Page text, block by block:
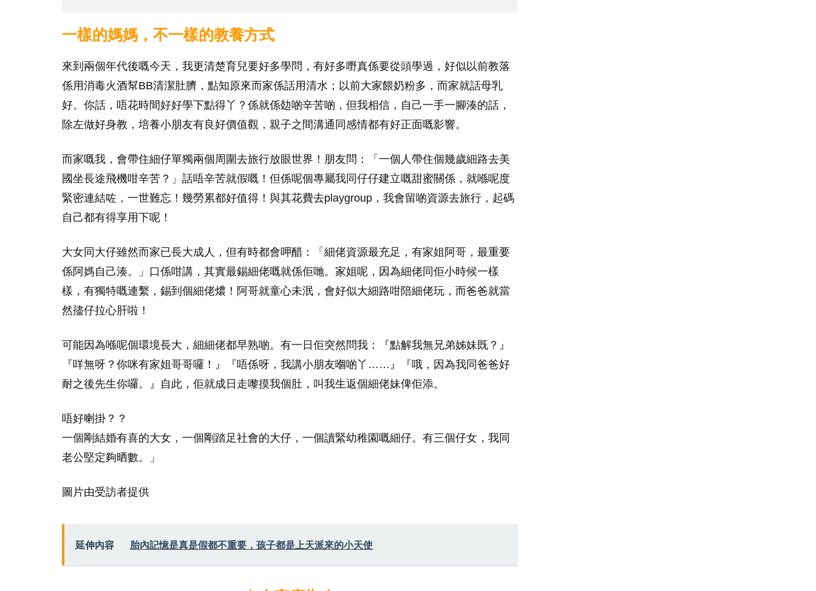
一樣的媽媽，不一樣的教養方式
來到兩個年代後嘅今天，我更清楚育兒要好多學問，有好多嘢真係要從頭學過，好似以前教落
係用消毒火酒幫BB清潔肚臍，點知原來而家係話用清水；以前大家餵奶粉多，而家就話母乳
好。你話，唔花時間好好學下點得丫？係就係攰啲辛苦啲，但我相信，自己一手一腳湊的話，
除左做好身教，培養小朋友有良好價值觀，親子之間溝通同感情都有好正面嘅影響。
而家嘅我，會帶住細仔單獨兩個周圍去旅行放眼世界！朋友問：「一個人帶住個幾歲細路去美
國坐長途飛機咁辛苦？」話唔辛苦就假嘅！但係呢個專屬我同仔仔建立嘅甜蜜關係，就喺呢度
緊密連結咗，一世難忘！幾勞累都好值得！與其花費去playgroup，我會留啲資源去旅行，起碼
自己都有得享用下呢！
大女同大仔雖然而家已長大成人，但有時都會呷醋：「細佬資源最充足，有家姐阿哥，最重要
係阿媽自己湊。」口係咁講，其實最錫細佬嘅就係佢哋。家姐呢，因為細佬同佢小時候一樣
樣，有獨特嘅連繫，錫到個細佬燶！阿哥就童心未泯，會好似大細路咁陪細佬玩，而爸爸就當
然孻仔拉心肝啦！
可能因為喺呢個環境長大，細細佬都早熟啲。有一日佢突然問我：『點解我無兄弟姊妹既？』
『咩無呀？你咪有家姐哥哥囉！』『唔係呀，我講小朋友嗰啲丫……』『哦，因為我同爸爸好
耐之後先生你囉。』自此，佢就成日走嚟摸我個肚，叫我生返個細佬妹俾佢添。
唔好喇掛？？
一個剛結婚有喜的大女，一個剛踏足社會的大仔，一個讀緊幼稚園嘅細仔。有三個仔女，我同
老公堅定夠晒數。」
圖片由受訪者提供
延伸內容 胎內記憶是真是假都不重要，孩子都是上天派來的小天使